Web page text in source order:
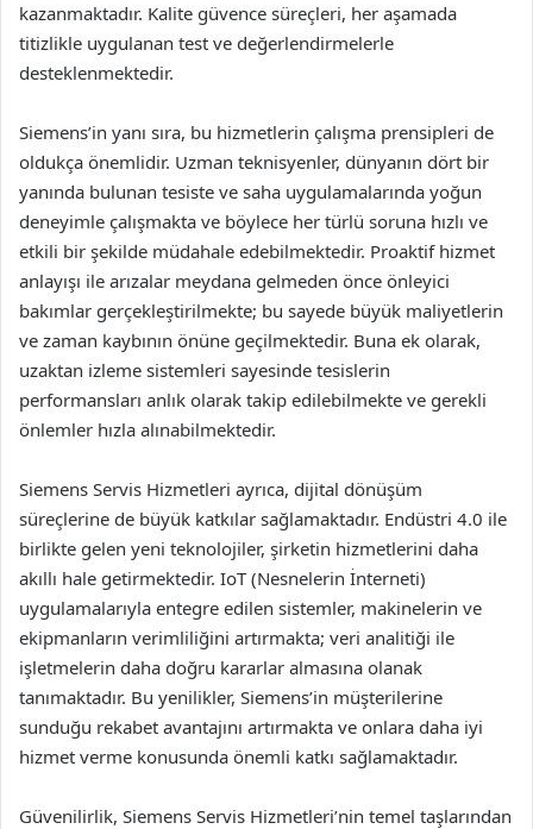
kazanmaktadır. Kalite güvence süreçleri, her aşamada
titizlikle uygulanan test ve değerlendirmelerle
desteklenmektedir.
Siemens’in yanı sıra, bu hizmetlerin çalışma prensipleri de
oldukça önemlidir. Uzman teknisyenler, dünyanın dört bir
yanında bulunan tesiste ve saha uygulamalarında yoğun
deneyimle çalışmakta ve böylece her türlü soruna hızlı ve
etkili bir şekilde müdahale edebilmektedir. Proaktif hizmet
anlayışı ile arızalar meydana gelmeden önce önleyici
bakımlar gerçekleştirilmekte; bu sayede büyük maliyetlerin
ve zaman kaybının önüne geçilmektedir. Buna ek olarak,
uzaktan izleme sistemleri sayesinde tesislerin
performansları anlık olarak takip edilebilmekte ve gerekli
önlemler hızla alınabilmektedir.
Siemens Servis Hizmetleri ayrıca, dijital dönüşüm
süreçlerine de büyük katkılar sağlamaktadır. Endüstri 4.0 ile
birlikte gelen yeni teknolojiler, şirketin hizmetlerini daha
akıllı hale getirmektedir. IoT (Nesnelerin İnterneti)
uygulamalarıyla entegre edilen sistemler, makinelerin ve
ekipmanların verimliliğini artırmakta; veri analitiği ile
işletmelerin daha doğru kararlar almasına olanak
tanımaktadır. Bu yenilikler, Siemens’in müşterilerine
sunduğu rekabet avantajını artırmakta ve onlara daha iyi
hizmet verme konusunda önemli katkı sağlamaktadır.
Güvenilirlik, Siemens Servis Hizmetleri’nin temel taşlarından